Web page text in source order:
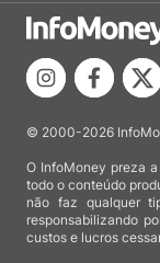
© 2000-2026
O InfoMoney preza
todo o conteúdo
não faz qualquer
responsabilizando
custos e lucros